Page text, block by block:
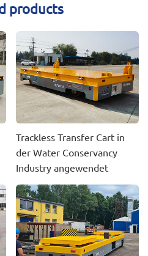
products
Trackless Transfer Cart in
der Water Conservancy
Industry angewendet